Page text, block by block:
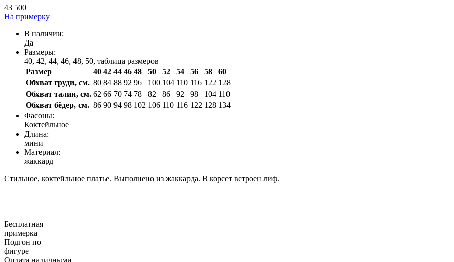
43 500
На примерку
В наличии:
Да
Размеры:
40, 42, 44, 46, 48, 50, таблица размеров
Размер
40 42 44 46 48 50 52 54 56 58
60
Обхват груди, см. 80 84 88 92 96 100 104 110 116 122 128
Обхват талии, см. 62 66 70 74 78 82 86 92 98 104 110
Обхват бёдер, см. 86 90 94 98 102 106 110 116 122 128 134
Фасоны:
Коктейльное
Длина:
мини
Материал:
жаккард
Стильное, коктейльное платье. Выполнено из жаккарда. В корсет встроен лиф.
Бесплатная
примерка
Подгон по
фигуре
Оплата наличными